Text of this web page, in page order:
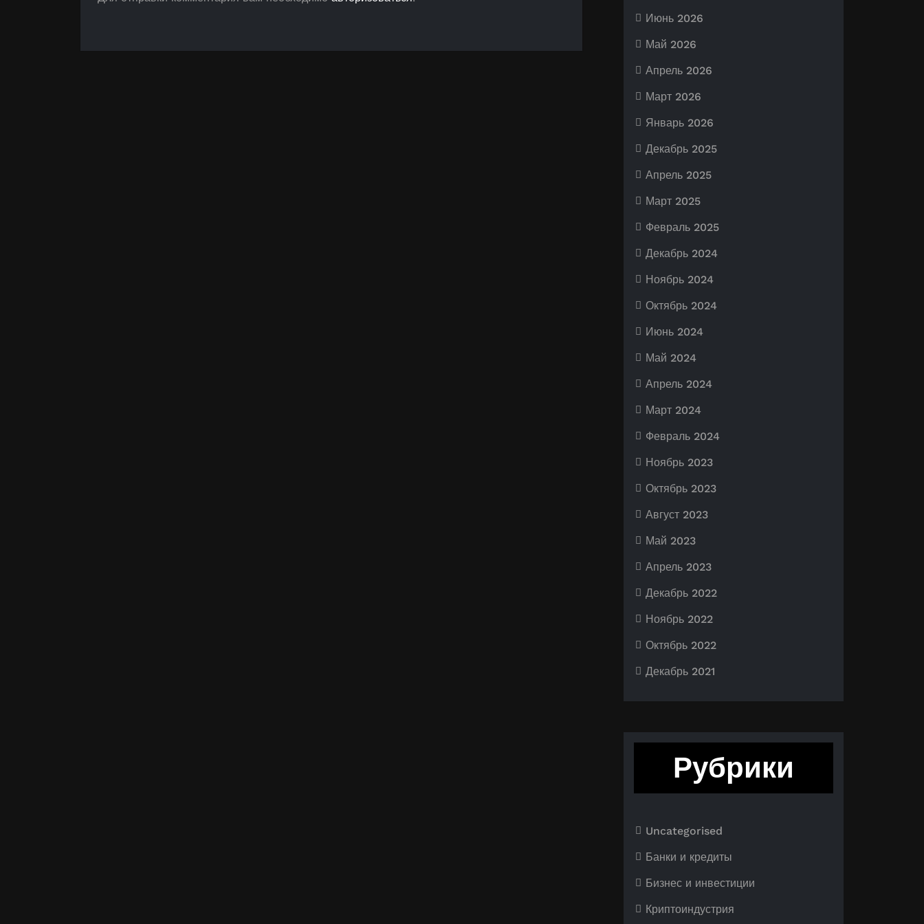
Июнь 2026
Май 2026
Апрель 2026
Март 2026
Январь 2026
Декабрь 2025
Апрель 2025
Март 2025
Февраль 2025
Декабрь 2024
Ноябрь 2024
Октябрь 2024
Июнь 2024
Май 2024
Апрель 2024
Март 2024
Февраль 2024
Ноябрь 2023
Октябрь 2023
Август 2023
Май 2023
Апрель 2023
Декабрь 2022
Ноябрь 2022
Октябрь 2022
Декабрь 2021
Рубрики
Uncategorised
Банки и кредиты
Бизнес и инвестиции
Криптоиндустрия